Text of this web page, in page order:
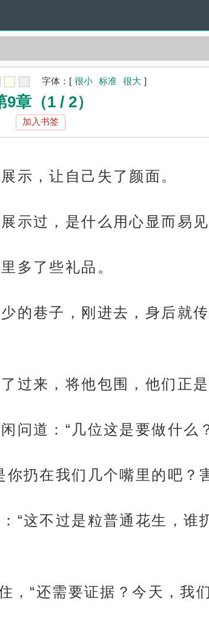
字体： [ 很小 标准 很大 ]
9章（1 / 2）
加入书签
示，让自己失了颜面。
示过，是什么用心显而易见
多了些礼品。
的巷子，刚进去，身后就传
过来，将他包围，他们正
问道：“几位这是要做什么
扔在我们几个嘴里的吧？
“这不过是粒普通花生，谁
，“还需要证据？今天，我